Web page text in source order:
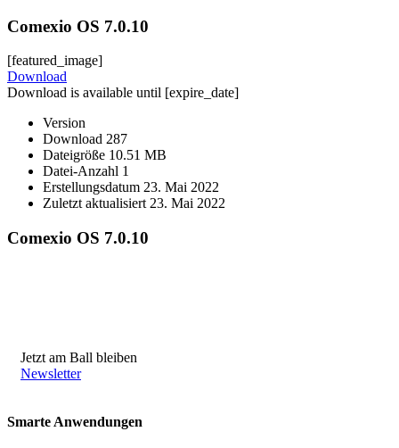
Comexio OS 7.0.10
[featured_image]
Download
Download is available until [expire_date]
Version
Download 287
Dateigröße 10.51 MB
Datei-Anzahl 1
Erstellungsdatum 23. Mai 2022
Zuletzt aktualisiert23. Mai 2022
Comexio OS 7.0.10
Jetzt am Ball bleiben
Newsletter
Smarte Anwendungen